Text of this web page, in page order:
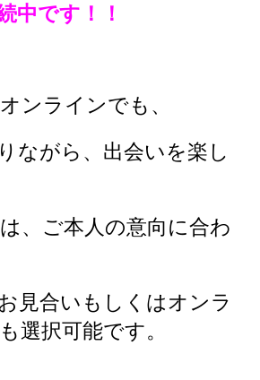
中です！！
ンラインでも、
ながら、出会いを楽し
、ご本人の意向に合わ
見合いもしくはオンラ
選択可能です。